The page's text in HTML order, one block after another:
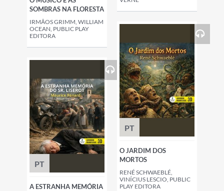
SOMBRAS NA FLORESTA
IRMÃOS GRIMM, WILLIAM
OCEAN, PUBLIC PLAY
EDITORA
PT
A ESTRANHA MEMÓRIA
PT
O JARDIM DOS
MORTOS
RENÉ SCHWAEBLÉ,
VINÍCIUS LESCIO, PUBLIC
PLAY EDITORA